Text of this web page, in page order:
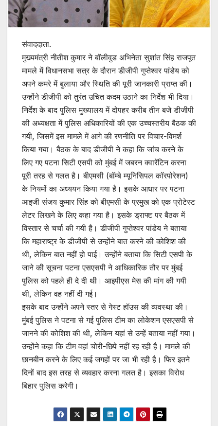
संवाददाता.
मुख्यमंत्री नीतीश कुमार ने बॉलीवुड अभिनेता सुशांत सिंह राजपूत
मामले में विधानसभा सत्र के दौरान डीजीपी गुप्तेश्वर पांडेय को
अपने कमरे में बुलाया और स्थिति की पूरी जानकारी प्राप्त की।
उन्होंने डीजीपी को तुरंत उचित कदम उठाने का निर्देश भी दिया।
निर्देश के बाद पुलिस मुख्यालय में दोपहर करीब तीन बजे डीजीपी
की अध्यक्षता में पुलिस अधिकारियों की एक उच्चस्तरीय बैठक की
गयी, जिसमें इस मामले में आगे की रणनीति पर विचार-विमर्श
किया गया। बैठक के बाद डीजीपी ने कहा कि जांच करने के
लिए गए पटना सिटी एसपी को मुंबई में जबरन क्वारेंटिन करना
पूरी तरह से गलत है। बीएमसी (बॉम्बे म्यूनिसिपल कॉरपोरेशन)
के नियमों का अध्ययन किया गया है। इसके आधार पर पटना
आइजी संजय कुमार सिंह को बीएमसी के प्रमुख को एक प्रोटेस्ट
लेटर लिखने के लिए कहा गया है। इसके ड्राफ्ट पर बैठक में
विस्तार से चर्चा की गयी है। डीजीपी गुप्तेश्वर पांडेय ने बताया
कि महाराष्ट्र के डीजीपी से उन्होंने बात करने की कोशिश की
थी, लेकिन बात नहीं हो पाई। उन्होंने बताया कि सिटी एसपी के
जाने की सूचना पटना एसएसपी ने आधिकारिक तौर पर मुंबई
पुलिस को पहले ही दे दी थी। आइपीएस मेस की मांग की गयी
थी, लेकिन वह नहीं दी गई।
इसके बाद उन्होंने अपने स्तर से गेस्ट हॉउस की व्यवस्था की।
मुंबई पुलिस ने पटना से गई पुलिस टीम का लोकेशन एसएसपी से
जानने की कोशिश की थी, लेकिन यहां से उन्हें बताया नहीं गया।
उन्होंने कहा कि टीम वहां चोरी-छिपे नहीं रह रही है। मामले की
छानबीन करने के लिए कई जगहों पर जा भी रही है। फिर इतने
दिनों बाद इस तरह से व्यवहार करना गलत है। इसका विरोध
बिहार पुलिस करेगी।